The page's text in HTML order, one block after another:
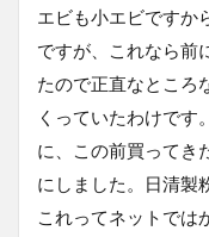
エビも小エビですか
ですが、これなら前
たので正直なところ
くっていたわけです
に、この前買ってき
にしました。日清製
これってネットでは